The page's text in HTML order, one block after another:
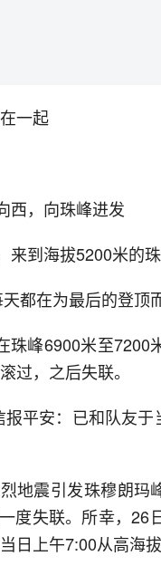
一起
西，向珠峰进发
来到海拔5200米的
都在为最后的登顶
峰6900米至7200
过，之后失联。
平安：已和队友
地震引发珠穆朗玛
度失联。所幸，
日上午7:00从高海